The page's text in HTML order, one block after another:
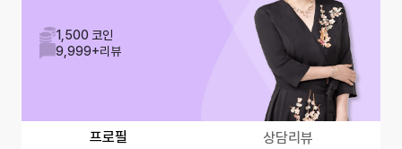
1,500 코인
9,999+리뷰
프로필 상담리뷰